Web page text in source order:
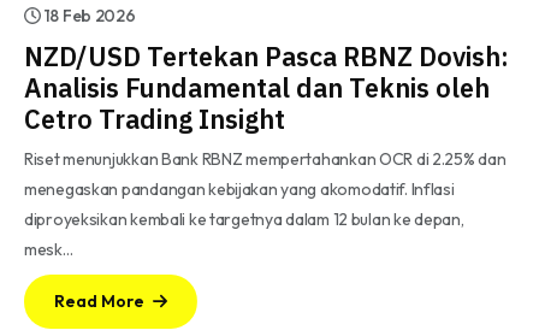
18 Feb 2026
NZD/USD Tertekan Pasca RBNZ Dovish:
Analisis Fundamental dan Teknis oleh
Cetro Trading Insight
Riset menunjukkan Bank RBNZ mempertahankan OCR di 2.25% dan
menegaskan pandangan kebijakan yang akomodatif. Inflasi
diproyeksikan kembali ke targetnya dalam 12 bulan ke depan,
mesk…
Read More